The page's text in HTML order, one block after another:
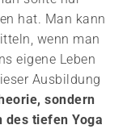
hat. Man kann
wenn man
eigene Leben
Ausbildung
sondern
des tiefen Yoga